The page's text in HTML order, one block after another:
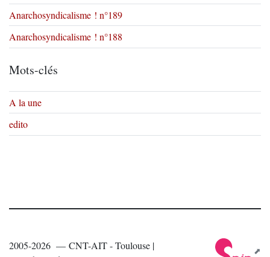
Anarchosyndicalisme ! n°189
Anarchosyndicalisme ! n°188
Mots-clés
A la une
edito
2005-2026 — CNT-AIT - Toulouse |